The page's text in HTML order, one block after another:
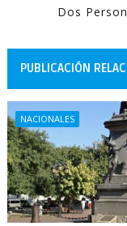
Dos
PUBLICACIÓN
NACIONALES